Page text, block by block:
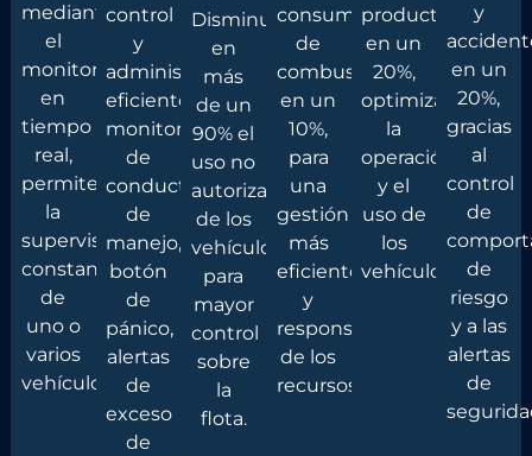
mediante
el
monitoreo
en
tiempo
real,
permite
la
supervisión
constante
de
uno o
varios
vehículos.
control
y
administración
eficientes:
monitoreo
de
conducta
de
manejo,
botón
de
pánico,
alertas
de
exceso
de
Disminuye
en
más
de un
90% el
uso no
autorizado
de los
vehículos
para
mayor
control
sobre
la
flota.
consumo
de
combustible
en un
10%,
para
una
gestión
más
eficiente
y
responsable
de los
recursos.
productividad
en un
20%,
optimizando
la
operación
y el
uso de
los
vehículos.
y
en un
20%,
gracias
al
control
de
de
riesgo
y a las
alertas
de